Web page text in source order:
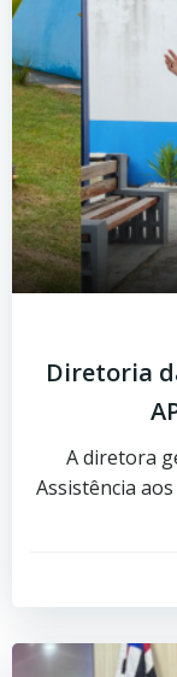
Diretoria
A diretora
Assistência